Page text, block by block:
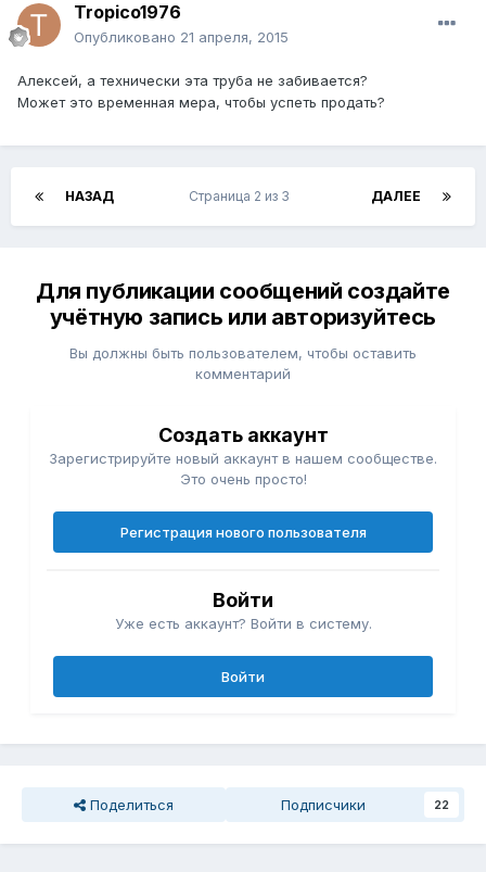
Tropico1976
Опубликовано 21 апреля, 2015
Алексей, а технически эта труба не забивается?
Может это временная мера, чтобы успеть продать?
НАЗАД ДАЛЕЕ
Страница 2 из 3
Для публикации сообщений создайте
учётную запись или авторизуйтесь
Вы должны быть пользователем, чтобы оставить
комментарий
Создать аккаунт
Зарегистрируйте новый аккаунт в нашем сообществе.
Это очень просто!
Регистрация нового пользователя
Войти
Уже есть аккаунт? Войти в систему.
Войти
Поделиться Подписчики 22